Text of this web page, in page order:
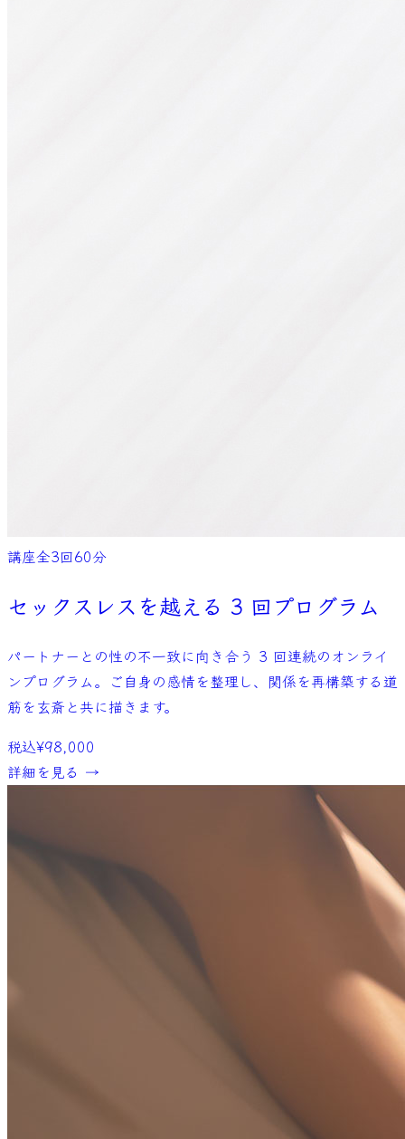
講座全3回60分
セックスレスを越える 3 回プログラム
パートナーとの性の不一致に向き合う 3 回連続のオンライ
ンプログラム。ご自身の感情を整理し、関係を再構築する道
筋を玄斎と共に描きます。
税込¥98,000
詳細を見る →